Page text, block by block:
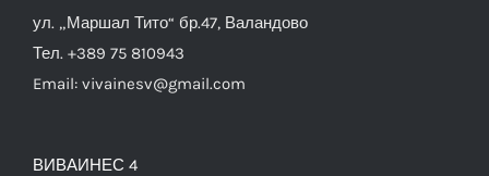
ул. „Маршал Тито“ бр.47, Валандово
Тел. +389 75 810943
Email: vivainesv@gmail.com
ВИВАИНЕС 4